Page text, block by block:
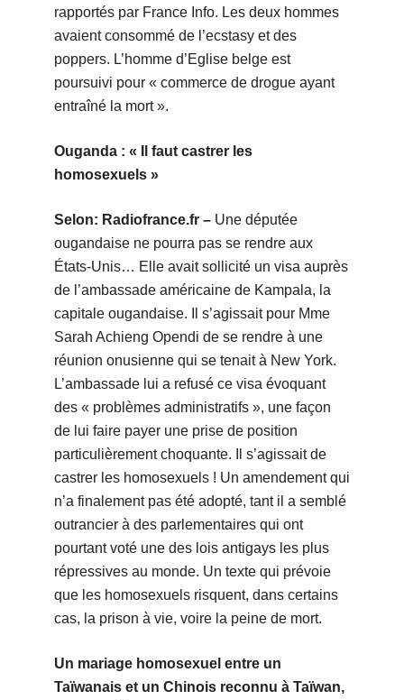
rapportés par France Info. Les deux hommes
avaient consommé de l’ecstasy et des
poppers. L’homme d’Eglise belge est
poursuivi pour « commerce de drogue ayant
entraîné la mort ».
Ouganda : « Il faut castrer les
homosexuels »
Selon: Radiofrance.fr –Une députée
ougandaise ne pourra pas se rendre aux
États-Unis… Elle avait sollicité un visa auprès
de l’ambassade américaine de Kampala, la
capitale ougandaise. Il s’agissait pour Mme
Sarah Achieng Opendi de se rendre à une
réunion onusienne qui se tenait à New York.
L’ambassade lui a refusé ce visa évoquant
des « problèmes administratifs », une façon
de lui faire payer une prise de position
particulièrement choquante. Il s’agissait de
castrer les homosexuels ! Un amendement qui
n’a finalement pas été adopté, tant il a semblé
outrancier à des parlementaires qui ont
pourtant voté une des lois antigays les plus
répressives au monde. Un texte qui prévoie
que les homosexuels risquent, dans certains
cas, la prison à vie, voire la peine de mort.
Un mariage homosexuel entre un
Taïwanais et un Chinois reconnu à Taïwan,